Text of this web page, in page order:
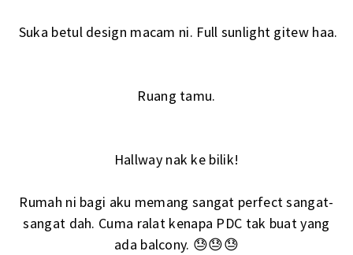
Suka betul design macam ni. Full sunlight gitew haa.
Ruang tamu.
Hallway nak ke bilik!
Rumah ni bagi aku memang sangat perfect sangat-
sangat dah. Cuma ralat kenapa PDC tak buat yang
ada balcony. 😓😓😓